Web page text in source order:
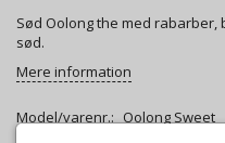
Sød Oolong the med
sød.
Mere information
Model/varenr.: Oolong Sweet